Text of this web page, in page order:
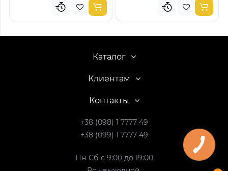
Каталог
Клиентам
Контакты
+38 (098) 1 7777 49
+38 (099) 1 7777 49
Пн-Сб-с 9:00 до 19:00